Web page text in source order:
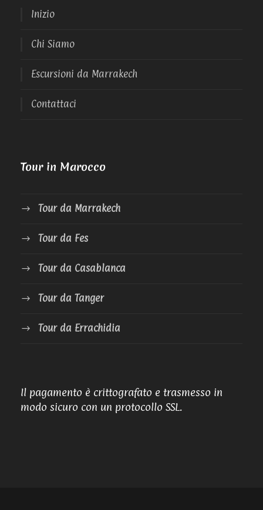
Inizio
Chi Siamo
Escursioni da Marrakech
Contattaci
Tour in Marocco
Tour da Marrakech
Tour da Fes
Tour da Casablanca
Tour da Tanger
Tour da Errachidia
Il pagamento è crittografato e trasmesso in
modo sicuro con un protocollo SSL.